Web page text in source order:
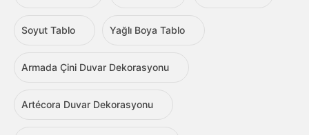
Soyut Tablo Yağlı Boya Tablo
Armada Çini Duvar Dekorasyonu
Artécora Duvar Dekorasyonu